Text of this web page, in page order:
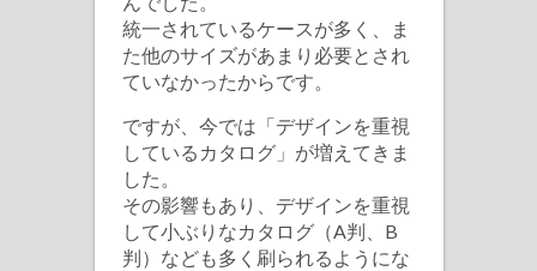
統一されているケースが多く、ま
た他のサイズがあまり必要とされ
ていなかったからです。
ですが、今では「デザインを重視
しているカタログ」が増えてきま
した。
その影響もあり、デザインを重視
して小ぶりなカタログ（A判、B
判）なども多く刷られるようにな